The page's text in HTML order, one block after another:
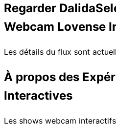
Regarder
Webcam Lovense
Les détails du flux sont
À propos des
Interactives
Les shows webcam